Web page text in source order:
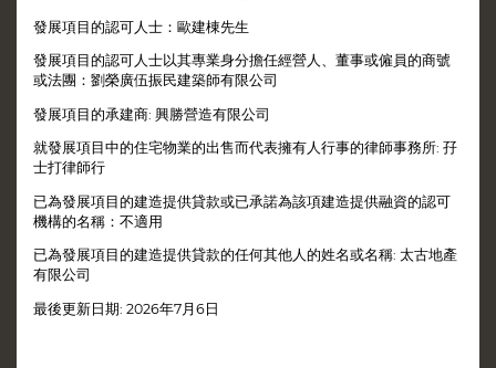
發展項目的認可人士：歐建棟先生
發展項目的認可人士以其專業身分擔任經營人、董事或僱員的商號
或法團：劉榮廣伍振民建築師有限公司
發展項目的承建商: 興勝營造有限公司
就發展項目中的住宅物業的出售而代表擁有人行事的律師事務所: 孖
士打律師行
已為發展項目的建造提供貸款或已承諾為該項建造提供融資的認可
機構的名稱：不適用
已為發展項目的建造提供貸款的任何其他人的姓名或名稱: 太古地產
有限公司
最後更新日期: 2026年7月6日